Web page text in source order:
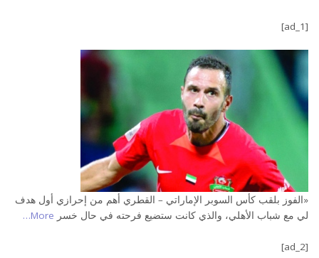
[ad_1]
«الفوز بلقب كأس السوبر الإماراتي – القطري أهم من إحرازي أول هدف
لي مع شباب الأهلي، والذي كانت ستضيع فرحته في حال خسر More…
[ad_2]